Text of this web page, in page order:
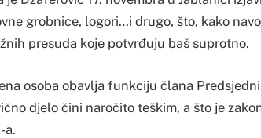
grobnice, logori…i drugo, što, kako
presuda koje potvrđuju baš suprotno.
osoba obavlja funkciju člana
djelo čini naročito teškim, a što je
a.